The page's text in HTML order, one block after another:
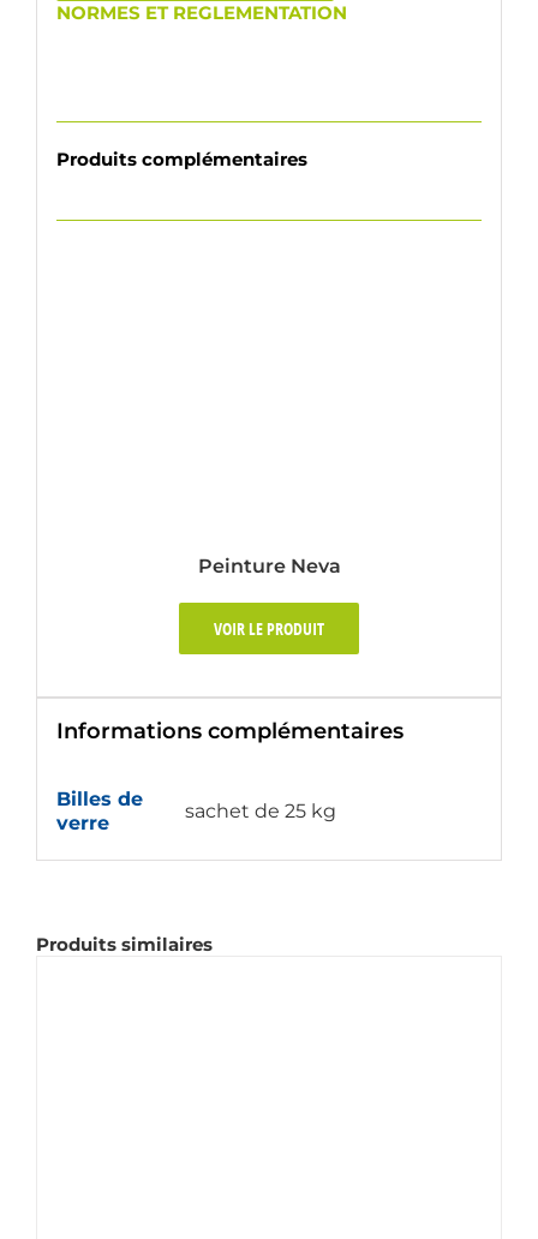
NORMES ET REGLEMENTATION
Produits complémentaires
Peinture Neva
VOIR LE PRODUIT
Informations complémentaires
Billes de
verre
sachet de 25 kg
Produits similaires